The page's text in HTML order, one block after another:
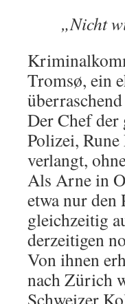
„Nicht
Tromsø, ein
Der Chef der
Polizei,
verlangt,
Als Arne in
etwa nur den
gleichzeitig
derzeitigen
Von ihnen
nach Zürich
Schweizer